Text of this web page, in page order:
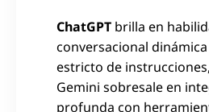
ChatGPT brilla en
conversacional
estricto de
Gemini sobresale en
profunda con